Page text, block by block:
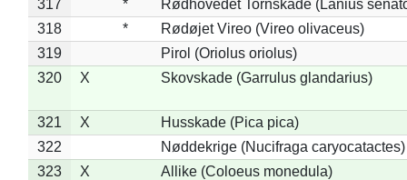
317
*
Rødhovedet Tornskade (Lanius
318
*
Rødøjet Vireo (Vireo olivaceus)
319
Pirol (Oriolus oriolus)
320
X Skovskade (Garrulus glandarius)
321 X
Husskade (Pica pica)
322
Nøddekrige (Nucifraga caryocatactes)
323
X
Allike (Coloeus monedula)